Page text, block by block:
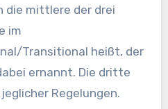
die mittlere der drei
im
Transitional heißt, der
ernannt. Die dritte
Regelungen.